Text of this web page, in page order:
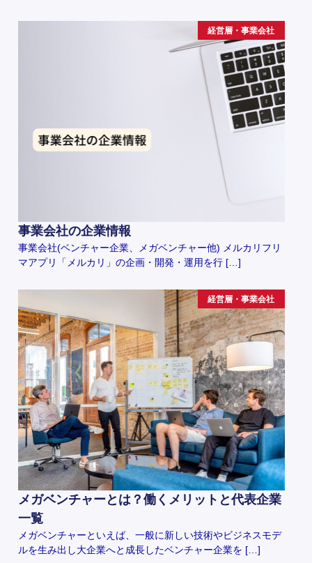
経営層・事業会社
事業会社の企業情報
事業会社(ベンチャー企業、メガベンチャー他) メルカリフリ
マアプリ「メルカリ」の企画・開発・運用を行 […]
経営層・事業会社
メガベンチャーとは？働くメリットと代表企業
一覧
メガベンチャーといえば、一般に新しい技術やビジネスモデ
ルを生み出し大企業へと成長したベンチャー企業を […]